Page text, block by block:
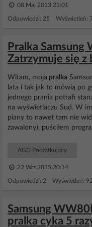
08 Maj 2013 21:01
Odpowiedzi: 25 Wyświetleń:
Pralka
Zatrzymuje się z
Witam, moja pralka
lata i tak jak to mówią po
jednego prania potrafi
na wyświetlaczu Sud. W
piany to nawet tam nie
zawalony), puściłem
AGD Początkujący
22 Wrz 2015 20:14
Odpowiedzi: 2 Wyświetleń:
Samsung
pralka cyka 5